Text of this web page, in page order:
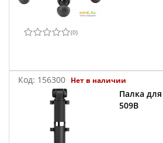
(0)
Код: 156300 Нет в наличии
Палка
509B